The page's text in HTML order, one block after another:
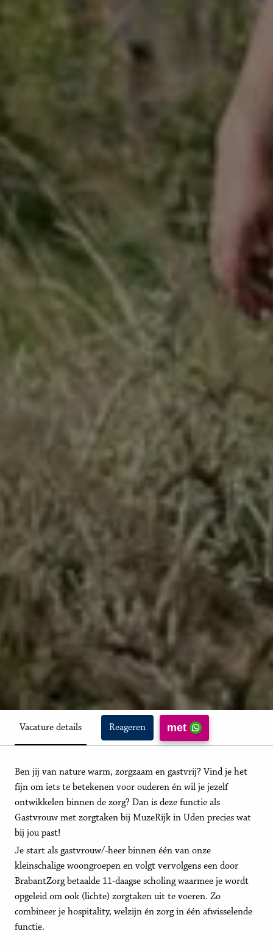
Vacature details Reageren met
Ben jij van nature warm, zorgzaam en gastvrij? Vind je het
fijn om iets te betekenen voor ouderen én wil je jezelf
ontwikkelen binnen de zorg? Dan is deze functie als
Gastvrouw met zorgtaken bij MuzeRijk in Uden precies wat
bij jou past!
Je start als gastvrouw/-heer binnen één van onze
kleinschalige woongroepen en volgt vervolgens een door
BrabantZorg betaalde 11-daagse scholing waarmee je wordt
opgeleid om ook (lichte) zorgtaken uit te voeren. Zo
combineer je hospitality, welzijn én zorg in één afwisselende
functie.